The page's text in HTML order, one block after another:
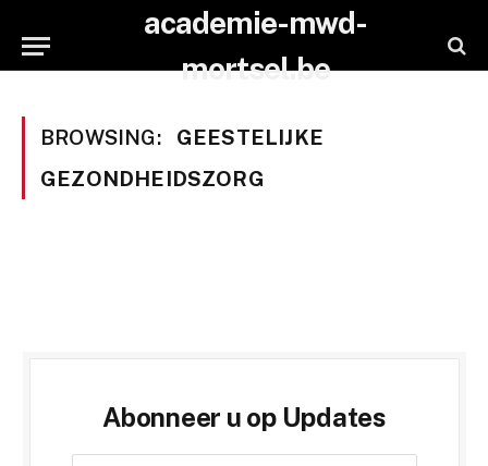
academie-mwd-
mortsel.be
BROWSING:
GEESTELIJKE
GEZONDHEIDSZORG
Abonneer u op Updates